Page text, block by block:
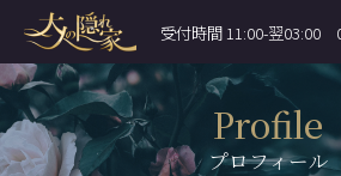
受付時間 11:00-翌03:00
Profile
プロフィール